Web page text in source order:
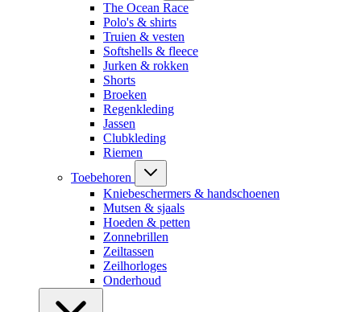
The Ocean Race
Polo's & shirts
Truien & vesten
Softshells & fleece
Jurken & rokken
Shorts
Broeken
Regenkleding
Jassen
Clubkleding
Riemen
Toebehoren
Kniebeschermers & handschoenen
Mutsen & sjaals
Hoeden & petten
Zonnebrillen
Zeiltassen
Zeilhorloges
Onderhoud